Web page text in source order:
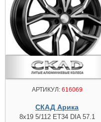
АРТИКУЛ:616069
СКАД Арика
8x19 5/112 ET34 DIA 57.1